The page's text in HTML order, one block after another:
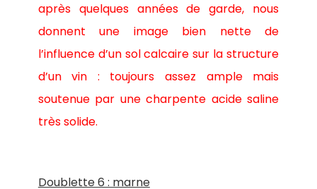
après quelques années de garde, nous
donnent une image bien nette de
l’influence d’un sol calcaire sur la structure
d’un vin : toujours assez ample mais
soutenue par une charpente acide saline
très solide.
Doublette 6 : marne